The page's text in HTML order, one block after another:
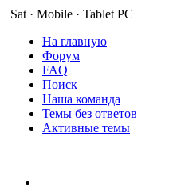
Sat · Mobile · Tablet PC
На главную
Форум
FAQ
Поиск
Наша команда
Темы без ответов
Активные темы